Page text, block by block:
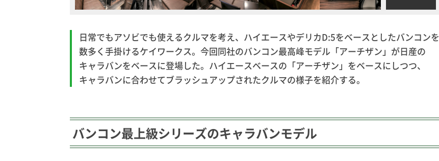
日常でもアソビでも使えるクルマを考え、ハイエースやデリカD:5をベースとしたバンコンを
数多く手掛けるケイワークス。今回同社のバンコン最高峰モデル「アーチザン」が日産の
キャラバンをベースに登場した。ハイエースベースの「アーチザン」をベースにしつつ、
キャラバンに合わせてブラッシュアップされたクルマの様子を紹介する。
バンコン最上級シリーズのキャラバンモデル